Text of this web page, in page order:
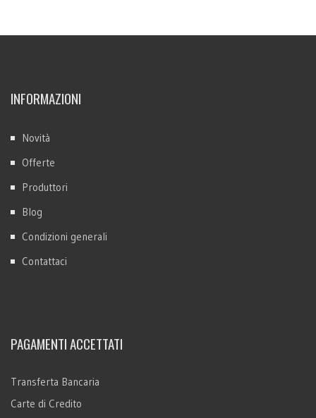
INFORMAZIONI
Novità
Offerte
Produttori
Blog
Condizioni generali
Contattaci
PAGAMENTI ACCETTATI
Transferta Bancaria
Carte di Credito